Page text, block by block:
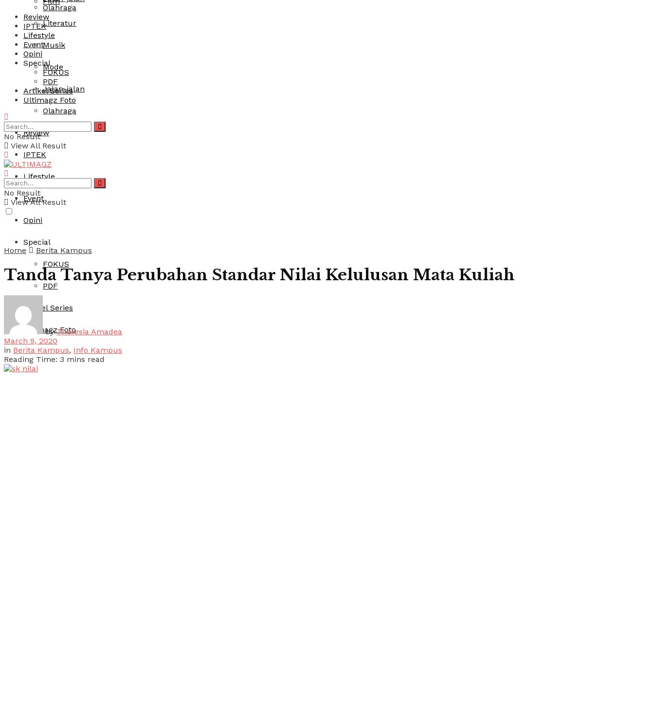
Literatur
Musik
Mode
Jalan-jalan
Olahraga
Review
IPTEK
Lifestyle
Event
Opini
Special
FOKUS
PDF
Artikel Series
Ultimagz Foto
Olahraga
Review
IPTEK
Lifestyle
Event
Opini
Special
FOKUS
PDF
Artikel Series
Ultimagz Foto
No Result
View All Result
No Result
View All Result
Home Berita Kampus
Tanda Tanya Perubahan Standar Nilai Kelulusan Mata Kuliah
by Theresia Amadea
March 9, 2020
in Berita Kampus, Info Kampus
Reading Time: 3 mins read